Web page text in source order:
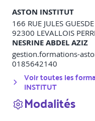
ASTON INSTITUT
166 RUE JULES GUESDE
92300 LEVALLOIS
NESRINE ABDEL AZIZ
gestion.formations-
0185642140
Voir toutes les
INSTITUT
Modalités